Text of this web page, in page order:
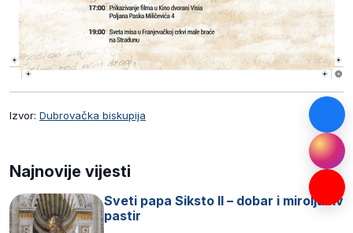
Izvor: Dubrovačka biskupija
Najnovije vijesti
Sveti papa Siksto II – dobar i miroljubiv
pastir